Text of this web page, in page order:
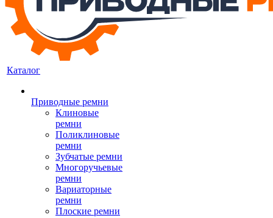
Каталог
Приводные ремни
Клиновые
ремни
Поликлиновые
ремни
Зубчатые ремни
Многоручьевые
ремни
Вариаторные
ремни
Плоские ремни